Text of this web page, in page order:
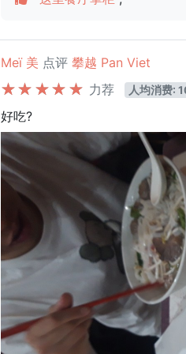
Meï 美 点评 攀越 Pan Viet
力荐
人均消费:
好吃?